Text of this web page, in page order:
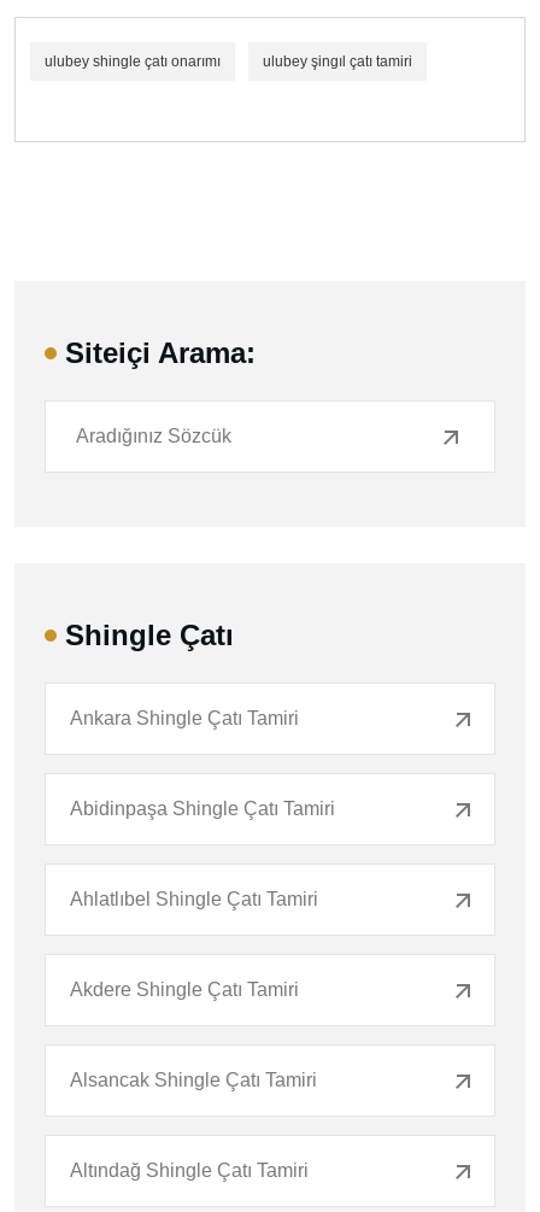
ulubey shingle çatı onarımı ulubey şingıl çatı tamiri
Siteiçi Arama:
Shingle Çatı
Ankara Shingle Çatı Tamiri
Abidinpaşa Shingle Çatı Tamiri
Ahlatlıbel Shingle Çatı Tamiri
Akdere Shingle Çatı Tamiri
Alsancak Shingle Çatı Tamiri
Altındağ Shingle Çatı Tamiri